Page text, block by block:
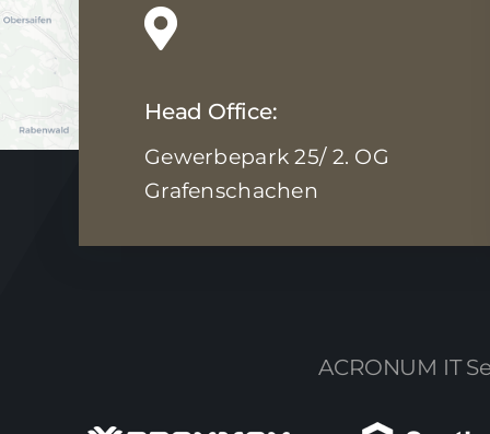
Head Office:
Gewerbepark 25/ 2. OG
Grafenschachen
ACRONUM IT